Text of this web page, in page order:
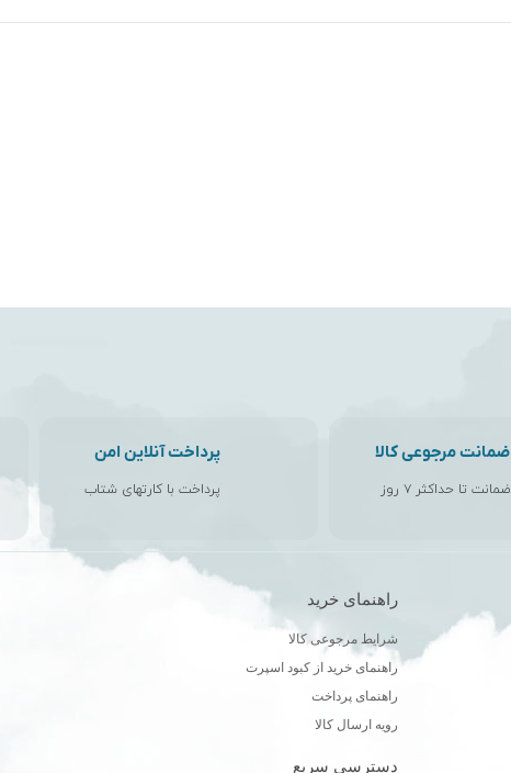
ضمانت مرجوعی کالا
ضمانت تا حداکثر ۷ روز
پرداخت آنلاین امن
پرداخت با کارتهای شتاب
راهنمای خرید
شرایط مرجوعی کالا
راهنمای خرید از کبود اسپرت
راهنمای پرداخت
رویه ارسال کالا
دسترسی سریع